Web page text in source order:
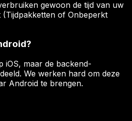
gewoon de tijd van uw
(Tijdpakketten of Onbeperkt
iOS, maar de backend-
We werken hard om deze
Android te brengen.